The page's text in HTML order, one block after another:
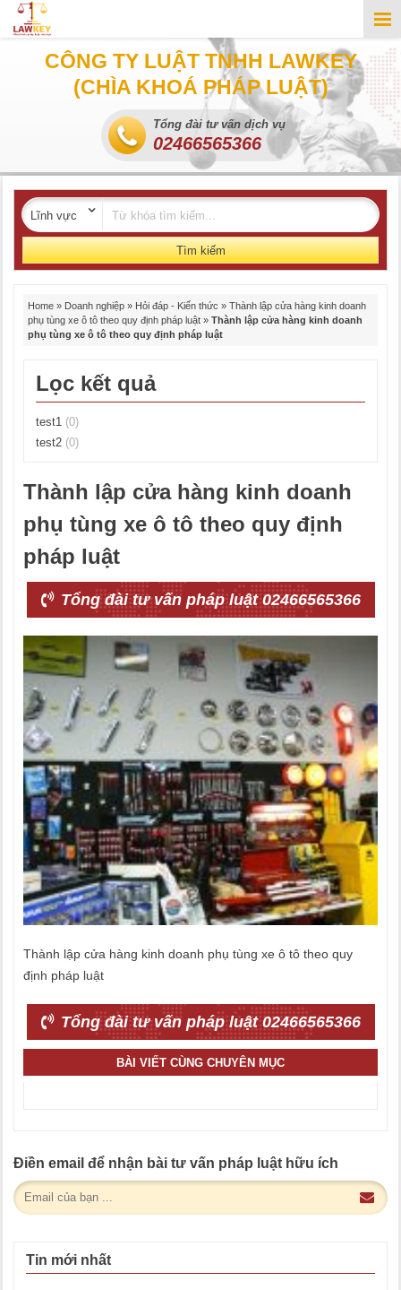
CÔNG TY LUẬT TNHH LAWKEY
(CHÌA KHOÁ PHÁP LUẬT)
Tổng đài tư vấn dịch vụ
02466565366
Tìm kiếm
Home » Doanh nghiệp » Hỏi đáp - Kiến thức » Thành lập cửa hàng kinh doanh
phụ tùng xe ô tô theo quy định pháp luật » Thành lập cửa hàng kinh doanh
phụ tùng xe ô tô theo quy định pháp luật
Lọc kết quả
test1 (0)
test2 (0)
Thành lập cửa hàng kinh doanh
phụ tùng xe ô tô theo quy định
pháp luật
Tổng đài tư vấn pháp luật 02466565366
Thành lập cửa hàng kinh doanh phụ tùng xe ô tô theo quy
định pháp luật
Tổng đài tư vấn pháp luật 02466565366
BÀI VIẾT CÙNG CHUYÊN MỤC
Điền email để nhận bài tư vấn pháp luật hữu ích
Tin mới nhất